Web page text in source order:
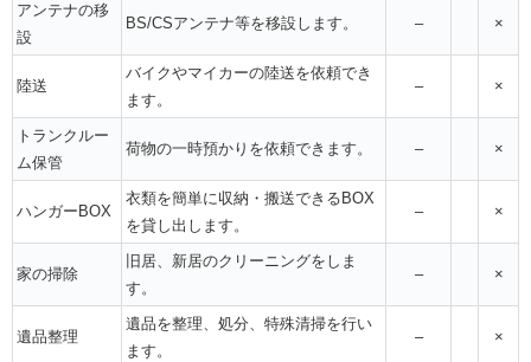
アンテナの移
設
BS/CSアンテナ等を移設します。 – ×
陸送
バイクやマイカーの陸送を依頼でき
ます。
– ×
トランクルー
ム保管
荷物の一時預かりを依頼できます。 – ×
ハンガーBOX
衣類を簡単に収納・搬送できるBOX
を貸し出します。
– ×
家の掃除
旧居、新居のクリーニングをしま
す。
– ×
遺品整理
遺品を整理、処分、特殊清掃を行い
ます。
– ×